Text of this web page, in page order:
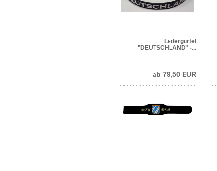
Ledergürtel
"DEUTSCHLAND" -...
ab 79,50 EUR